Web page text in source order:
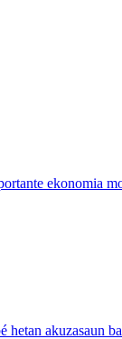
ekonomia
hetan akuzasaun